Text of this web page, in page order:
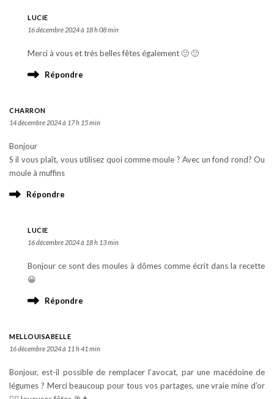
LUCIE
16 décembre 2024 à 18 h 08 min
Merci à vous et très belles fêtes également 🙂 🙂
Répondre
CHARRON
14 décembre 2024 à 17 h 15 min
Bonjour
S il vous plaît, vous utilisez quoi comme moule ? Avec un fond rond? Ou
moule à muffins
Répondre
LUCIE
16 décembre 2024 à 18 h 13 min
Bonjour ce sont des moules à dômes comme écrit dans la recette
😀
Répondre
MELLOUISABELLE
16 décembre 2024 à 11 h 41 min
Bonjour, est-il possible de remplacer l’avocat, par une macédoine de
légumes ? Merci beaucoup pour tous vos partages, une vraie mine d’or